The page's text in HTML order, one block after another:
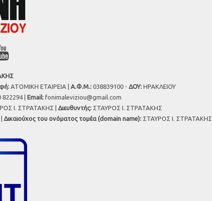
ΑΤΟΜΙΚΗ ΕΤΑΙΡΕΙΑ | Α.Φ.Μ.: 038839100 - ΔΟΥ: ΗΡΑΚΛΕΙΟΥ
822294 | Εmail: fonimaleviziou@gmail.com
Ι. ΣΤΡΑΤΑΚΗΣ | Διευθυντής: ΣΤΑΥΡΟΣ Ι. ΣΤΡΑΤΑΚΗΣ
Δικαιούχος του ονόματος τομέα (domain name): ΣΤΑΥΡΟΣ Ι. ΣΤΡΑΤΑΚΗΣ